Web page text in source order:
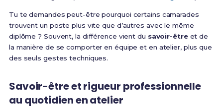
Tu te demandes peut-être pourquoi certains camarades
trouvent un poste plus vite que d’autres avec le même
diplôme ? Souvent, la différence vient du savoir-êtreet de
la manière de se comporter en équipe et en atelier, plus que
des seuls gestes techniques.
Savoir-être et rigueur professionnelle
au quotidien en atelier